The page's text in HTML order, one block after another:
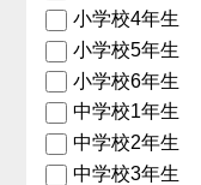
小学校4年生
小学校5年生
小学校6年生
中学校1年生
中学校2年生
中学校3年生